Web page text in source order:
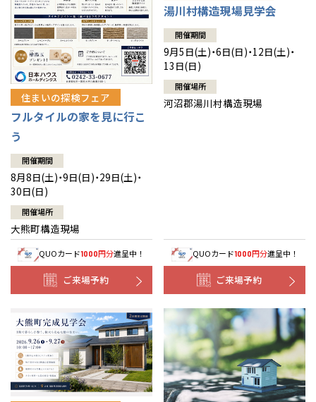
住まいの探検フェア
フルタイルの家を見に行こ
う
開催期間
8月8日(土)・9日(日)・29日(土)・
30日(日)
開催場所
大熊町構造現場
QUOカード1000円分進呈中！
ご来場予約
湯川村構造現場見学会
開催期間
9月5日(土)・6日(日)・12日(土)・
13日(日)
開催場所
河沼郡湯川村構造現場
QUOカード1000円分進呈中！
ご来場予約